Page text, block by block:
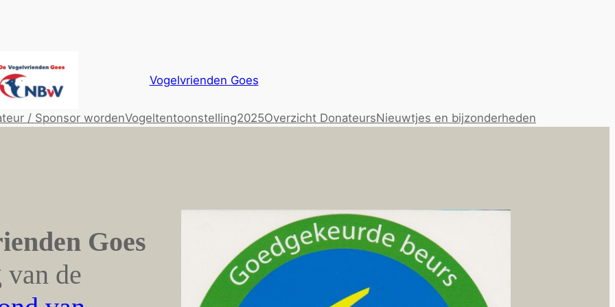
Vogelvrienden Goes
/ Sponsor wordenVogeltentoonstelling2025Overzicht DonateursNieuwtjes en bijzonderheden
Goes
de